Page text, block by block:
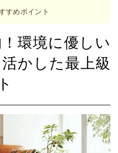
すめポイント
環境に優しい
かした最上級